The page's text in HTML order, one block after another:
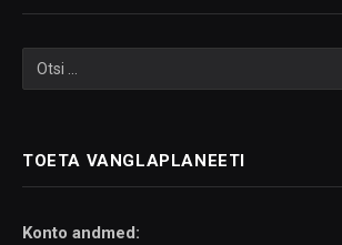
TOETA VANGLAPLANEETI
Konto andmed: